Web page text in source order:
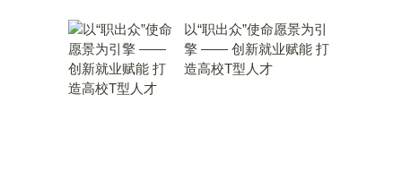
以“职出众”使命愿景为引
擎 —— 创新就业赋能 打
造高校T型人才